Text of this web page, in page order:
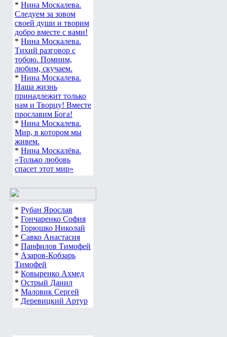
* Нина Москалева.
Следуем за зовом
своей души и творим
добро вместе с вами!
* Нина Москалева.
Тихий разговор с
тобою. Помним,
любим, скучаем.
* Нина Москалева.
Наша жизнь
принадлежит только
нам и Творцу! Вместе
прославим Бога!
* Нина Москалева.
Мир, в котором мы
живем.
* Нина Москалёва.
«Только любовь
спасет этот мир»
* Рубан Ярослав
* Гончаренко София
* Горюшко Николай
* Савко Анастасия
* Панфилов Тимофей
* Азаров-Кобзарь
Тимофей
* Ковыренко Ахмед
* Острый Данил
* Маловик Сергей
* Деревицкий Артур